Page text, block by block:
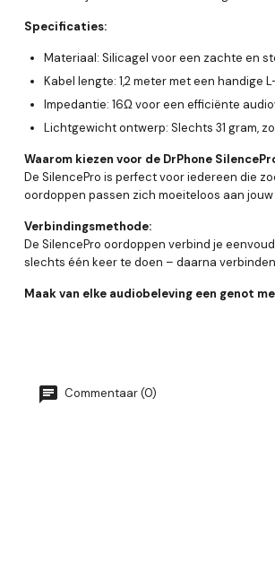
Specificaties:
Materiaal: Silicagel voor een zachte en
Kabel lengte: 1,2 meter met een handige
Impedantie: 16Ω voor een efficiënte
Lichtgewicht ontwerp: Slechts 31 gram,
Waarom kiezen voor de DrPhone
De SilencePro is perfect voor iedereen die
oordoppen passen zich moeiteloos aan
Verbindingsmethode:
De SilencePro oordoppen verbind je
slechts één keer te doen – daarna
Maak van elke audiobeleving een genot
Commentaar (0)